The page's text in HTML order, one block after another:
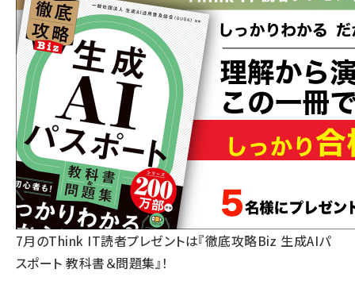
7月のThink IT読者プレゼントは『徹底攻略Biz 生成AIパ
スポート 教科書＆問題集』！